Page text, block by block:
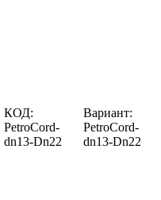
КОД:
PetroCord-
dn13-Dn22
Вариант:
PetroCord-
dn13-Dn22